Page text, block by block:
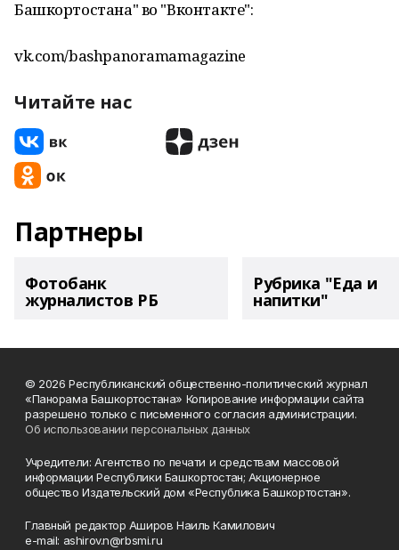
Башкортостана" во "Вконтакте":
vk.com/bashpanoramamagazine
Читайте нас
Партнеры
Фотобанк
журналистов РБ
Рубрика "Еда и
напитки"
© 2026 Республиканский общественно-политический журнал
«Панорама Башкортостана» Копирование информации сайта
разрешено только с письменного согласия администрации.
Об использовании персональных данных
Учредители: Агентство по печати и средствам массовой
информации Республики Башкортостан; Акционерное
общество Издательский дом «Республика Башкортостан».
Главный редактор Аширов Наиль Камилович
e-mail: ashirov.n@rbsmi.ru